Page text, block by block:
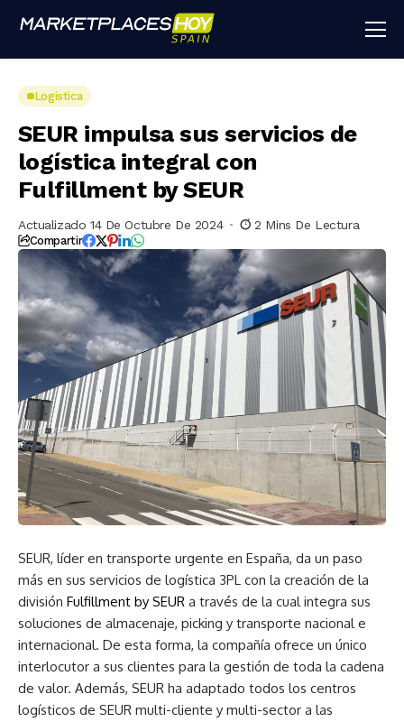
Logistica
SEUR impulsa sus servicios de
logística integral con
Fulfillment by SEUR
Actualizado 14 De Octubre De 2024 2 Mins De Lectura
Compartir
SEUR, líder en transporte urgente en España, da un paso
más en sus servicios de logística 3PL con la creación de la
división Fulfillment by SEUR a través de la cual integra sus
soluciones de almacenaje, picking y transporte nacional e
internacional. De esta forma, la compañía ofrece un único
interlocutor a sus clientes para la gestión de toda la cadena
de valor. Además, SEUR ha adaptado todos los centros
logísticos de SEUR multi-cliente y multi-sector a las